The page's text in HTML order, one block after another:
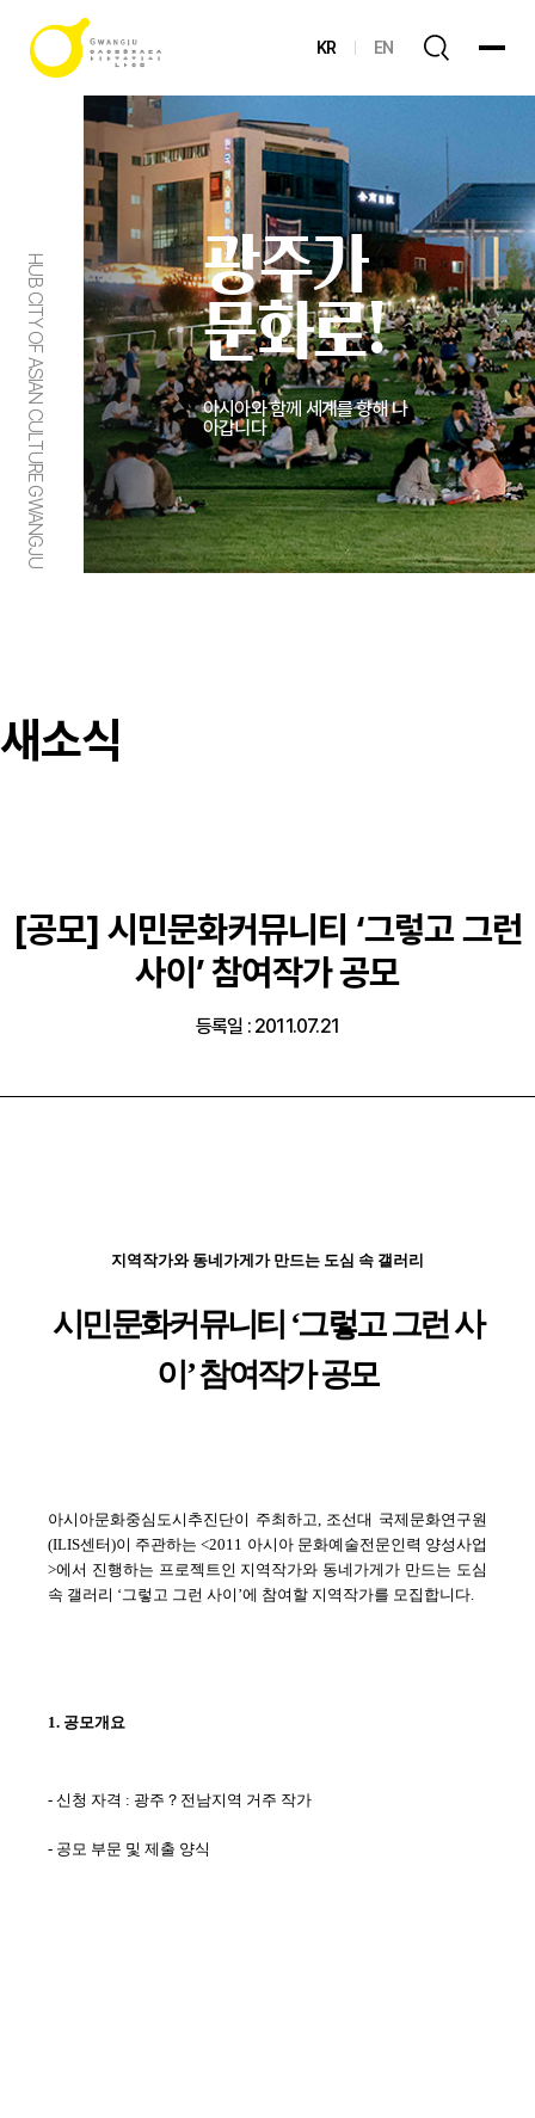
KR EN
HUB CITY OF ASIAN CULTURE GWANGJU
광주가
문화로!
아시아와 함께 세계를 향해 나
아갑니다
새소식
[공모] 시민문화커뮤니티 ‘그렇고 그런
사이’ 참여작가 공모
등록일 : 2011.07.21
지역작가와 동네가게가 만드는 도심 속 갤러리
시민문화커뮤니티 ‘그렇고 그런 사
이’ 참여작가 공모
아시아문화중심도시추진단이 주최하고, 조선대 국제문화연구원
(ILIS센터)이 주관하는<2011 아시아 문화예술전문인력 양성사업
>에서 진행하는 프로젝트인 지역작가와 동네 가게가 만드는 도심
속 갤러리 ‘그렇고 그런 사이’에 참여할 지역작가를 모집합니다.
1. 공모개요
- 신청 자격 : 광주？전남지역 거주 작가
- 공모 부문 및 제출 양식